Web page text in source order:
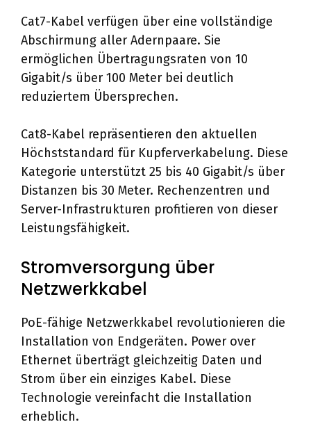
Cat7-Kabel verfügen über eine vollständige
Abschirmung aller Adernpaare. Sie
ermöglichen Übertragungsraten von 10
Gigabit/s über 100 Meter bei deutlich
reduziertem Übersprechen.
Cat8-Kabel repräsentieren den aktuellen
Höchststandard für Kupferverkabelung. Diese
Kategorie unterstützt 25 bis 40 Gigabit/s über
Distanzen bis 30 Meter. Rechenzentren und
Server-Infrastrukturen profitieren von dieser
Leistungsfähigkeit.
Stromversorgung über
Netzwerkkabel
PoE-fähige Netzwerkkabel revolutionieren die
Installation von Endgeräten. Power over
Ethernet überträgt gleichzeitig Daten und
Strom über ein einziges Kabel. Diese
Technologie vereinfacht die Installation
erheblich.